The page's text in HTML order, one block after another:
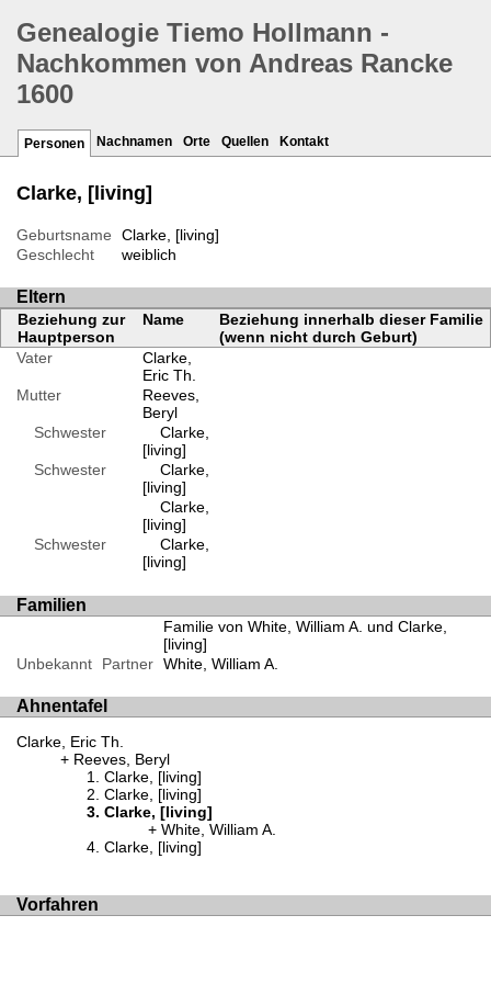
Genealogie Tiemo Hollmann -
Nachkommen von Andreas Rancke
1600
Personen Nachnamen Orte Quellen Kontakt
Clarke, [living]
Geburtsname
Clarke, [living]
Geschlecht
weiblich
Eltern
Beziehung zur
Hauptperson
Name
Beziehung innerhalb dieser Familie
(wenn nicht durch Geburt)
Vater
Clarke,
Eric Th.
Mutter
Reeves,
Beryl
Schwester
Clarke,
[living]
Schwester
Clarke,
[living]
Clarke,
[living]
Schwester
Clarke,
[living]
Familien
Familie von White, William A. und Clarke,
[living]
Unbekannt
Partner White, William A.
Ahnentafel
Clarke, Eric Th.
Reeves, Beryl
Clarke, [living]
Clarke, [living]
Clarke, [living]
White, William A.
Clarke, [living]
Vorfahren